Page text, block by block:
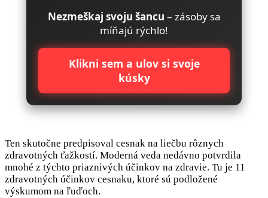
Nezmeškaj svoju šancu – zásoby sa
míňajú rýchlo!
Klikni sem a ulov si svoje
kúsky
Ten skutočne predpisoval cesnak na liečbu rôznych
zdravotných ťažkostí. Moderná veda nedávno potvrdila
mnohé z týchto priaznivých účinkov na zdravie. Tu je 11
zdravotných účinkov cesnaku, ktoré sú podložené
výskumom na ľuďoch.